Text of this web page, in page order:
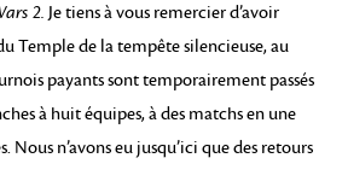
2. Je tiens à vous remercier d’avoir
Temple de la tempête silencieuse, au
payants sont temporairement passés
à huit équipes, à des matchs en une
Nous n’avons eu jusqu’ici que des retours